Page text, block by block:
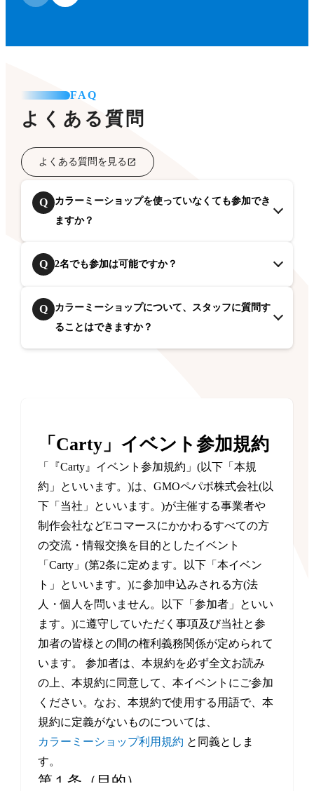
FAQ
よくある質問
よくある質問を見る
Q
カラーミーショップを使っていなくても参加でき
ますか？
Q 2名でも参加は可能ですか？
Q
カラーミーショップについて、スタッフに質問す
ることはできますか？
「Carty」イベント参加規約
「『Carty』イベント参加規約」(以下「本規
約」といいます。)は、GMOペパボ株式会社(以
下「当社」といいます。)が主催する事業者や
制作会社などEコマースにかかわるすべての方
の交流・情報交換を目的としたイベント
「Carty」(第2条に定めます。以下「本イベン
ト」といいます。)に参加申込みされる方(法
人・個人を問いません。以下「参加者」といい
ます。)に遵守していただく事項及び当社と参
加者の皆様との間の権利義務関係が定められて
います。 参加者は、本規約を必ず全文お読み
の上、本規約に同意して、本イベントにご参加
ください。なお、本規約で使用する用語で、本
規約に定義がないものについては、
カラーミーショップ利用規約 と同義としま
す。
第１条（目的）